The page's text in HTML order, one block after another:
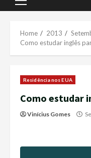
Primary
Home 2013
Como estudar inglês
Residência nos EUA
Como estudar
Vinícius Gomes